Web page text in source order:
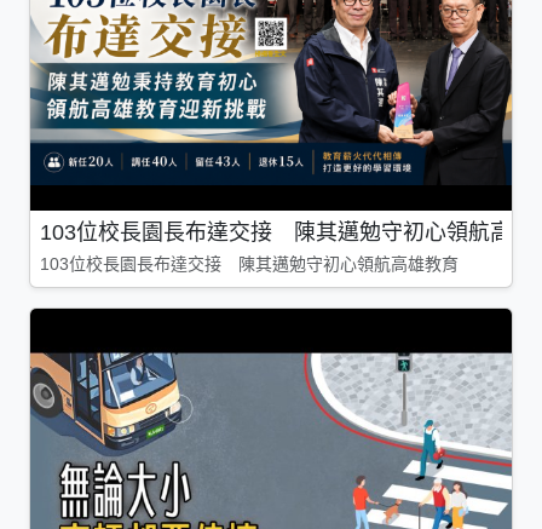
103位校長園長布達交接 陳其邁勉守初心領航高雄
103位校長園長布達交接 陳其邁勉守初心領航高雄教育